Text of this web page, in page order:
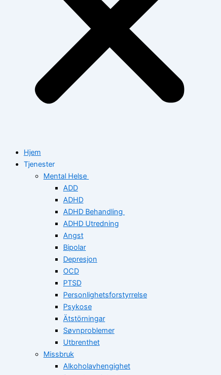
Hjem
Tjenester
Mental Helse
ADD
ADHD
ADHD Behandling
ADHD Utredning
Angst
Bipolar
Depresjon
OCD
PTSD
Personlighetsforstyrrelse
Psykose
Ätstörningar
Søvnproblemer
Utbrenthet
Missbruk
Alkoholavhengighet